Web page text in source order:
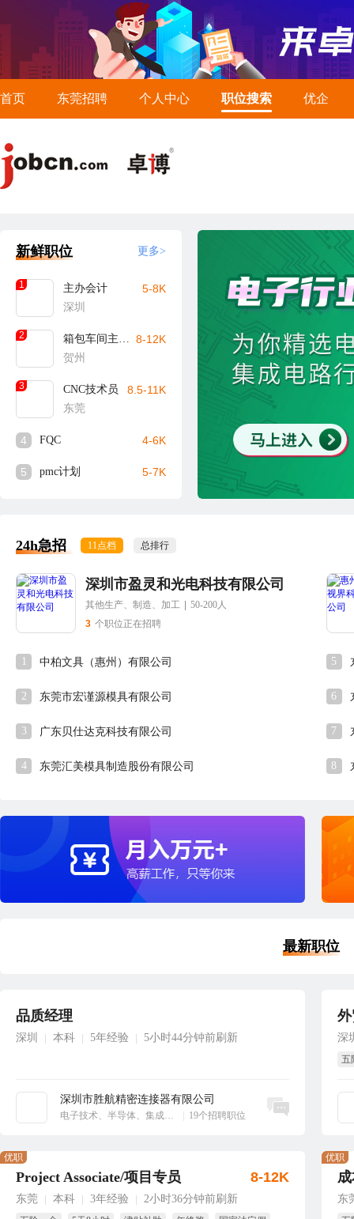
首页 东莞招聘 个人中心 职位搜索 优企
新鲜职位 更多>
1
主办会计
深圳
5-8K
2
箱包车间主任/主管（贺州）
贺州
8-12K
3
CNC技术员
东莞
8.5-11K
4 FQC 4-6K
5 pmc计划 5-7K
24h急招 11点档 总排行
深圳市盈灵和光电科技有限公司
其他生产、制造、加工
50-200人
3 个职位正在招聘
1 中柏文具（惠州）有限公司
2 东莞市宏谨源模具有限公司
3 广东贝仕达克科技有限公司
4 东莞汇美模具制造股份有限公司
5
6
7
8
最新职位
品质经理
深圳 本科 5年经验 5小时44分钟前刷新
深圳市胜航精密连接器有限公司
电子技术、半导体、集成电路 19个招聘职位
立即沟通
深
五
Project Associate/项目专员
东莞 本科 3年经验 2小时36分钟前刷新
优职
8-12K
东
优职